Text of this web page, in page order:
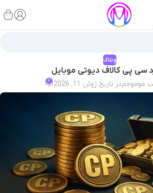
وبلاگ
سی پی کالاف دیوتی موبایل
موموجمدر تاریخ ژوئن 11, 2026 0